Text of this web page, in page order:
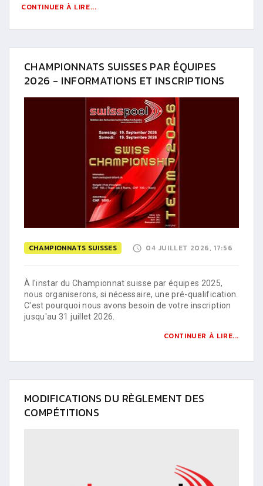
CONTINUER À LIRE...
CHAMPIONNATS SUISSES PAR ÉQUIPES
2026 - INFORMATIONS ET INSCRIPTIONS
CHAMPIONNATS SUISSES 04 JUILLET 2026, 17:56
À l'instar du Championnat suisse par équipes 2025,
nous organiserons, si nécessaire, une pré-qualification.
C'est pourquoi nous avons besoin de votre inscription
jusqu'au 31 juillet 2026.
CONTINUER À LIRE...
MODIFICATIONS DU RÈGLEMENT DES
COMPÉTITIONS